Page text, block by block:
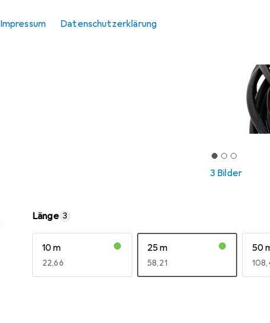
Impressum Datenschutzerklärung
3 Bilder
Länge 3
10 m
EUR
22,66
25 m
EUR
58,21
50
EUR